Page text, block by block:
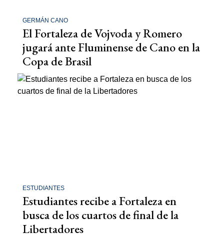
GERMÁN CANO
El Fortaleza de Vojvoda y Romero
jugará ante Fluminense de Cano en la
Copa de Brasil
ESTUDIANTES
Estudiantes recibe a Fortaleza en
busca de los cuartos de final de la
Libertadores